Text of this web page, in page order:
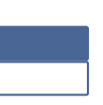
visés par des
un "travail